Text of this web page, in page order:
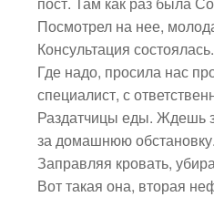
Посмотрел на нее,
Консультация
Где надо, просила нас
специалист, с
Раздатчицы еды. Ждешь
за домашнюю
Заправляя кровать,
Вот такая она, вторая